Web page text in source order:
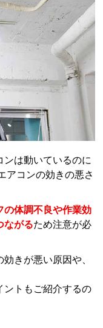
ンは動いているのに
アコンの効きの悪さ
の体調不良や作業効
ながるため注意が必
きが悪い原因や、
ントもご紹介するの